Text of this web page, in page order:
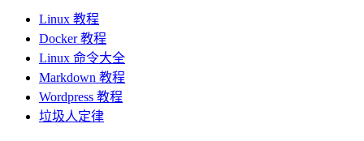
Linux 教程
Docker 教程
Linux 命令大全
Markdown 教程
Wordpress 教程
垃圾人定律